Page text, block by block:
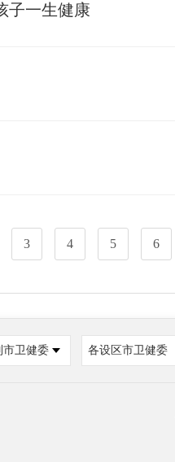
子一生健康
3 4 5 6
市卫健委 各设区市卫健委